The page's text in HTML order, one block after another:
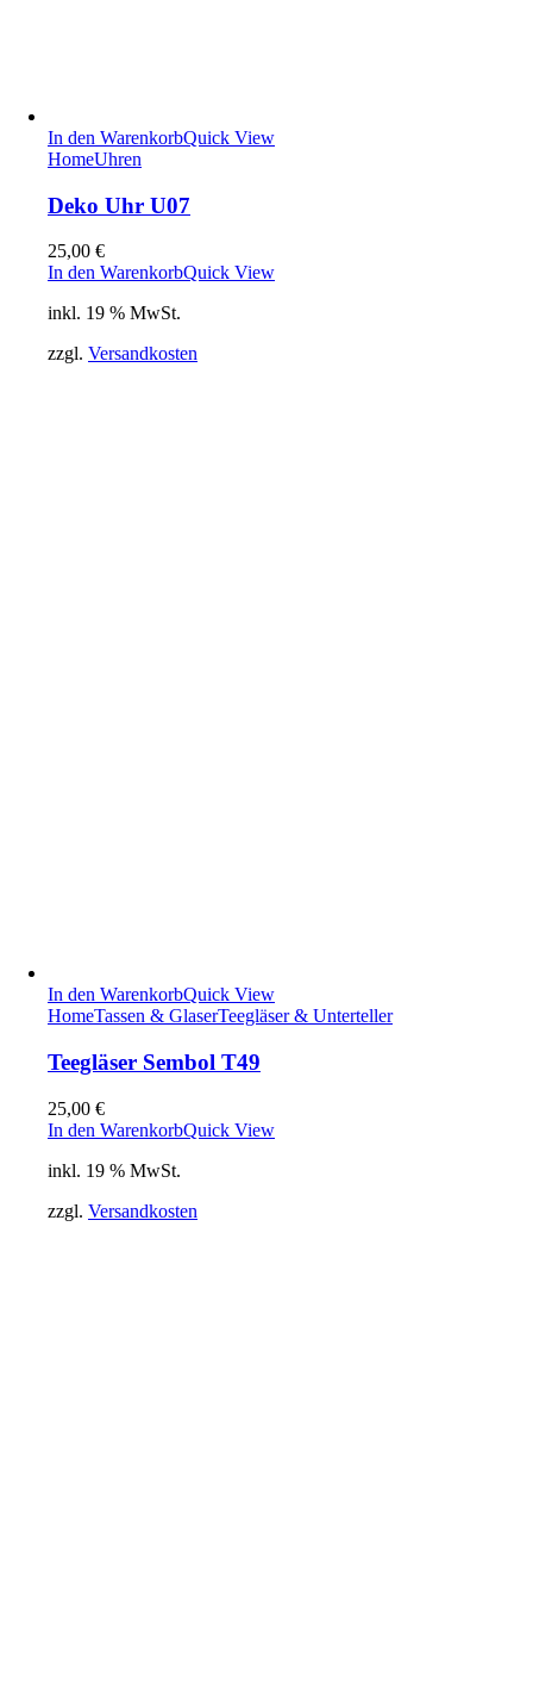
In den WarenkorbQuick View
HomeUhren
Deko Uhr U07
25,00 €
In den WarenkorbQuick View
inkl. 19 % MwSt.
zzgl. Versandkosten
In den WarenkorbQuick View
HomeTassen & GlaserTeegläser & Unterteller
Teegläser Sembol T49
25,00 €
In den WarenkorbQuick View
inkl. 19 % MwSt.
zzgl. Versandkosten